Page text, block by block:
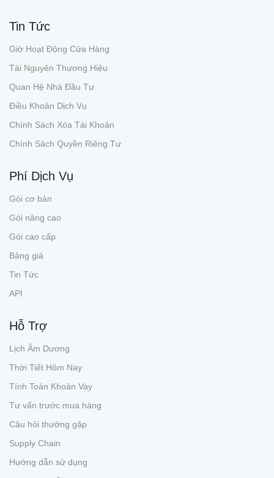
Tin Tức
Giờ Hoạt Động Cửa Hàng
Tài Nguyên Thương Hiệu
Quan Hệ Nhà Đầu Tư
Điều Khoản Dịch Vụ
Chính Sách Xóa Tài Khoản
Chính Sách Quyền Riêng Tư
Phí Dịch Vụ
Gói cơ bản
Gói nâng cao
Gói cao cấp
Bảng giá
Tin Tức
API
Hỗ Trợ
Lịch Âm Dương
Thời Tiết Hôm Nay
Tính Toán Khoản Vay
Tư vấn trước mua hàng
Câu hỏi thường gặp
Supply Chain
Hướng dẫn sử dụng